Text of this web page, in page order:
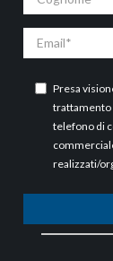
Email
Presa
trattamento
telefono di
realizzati/